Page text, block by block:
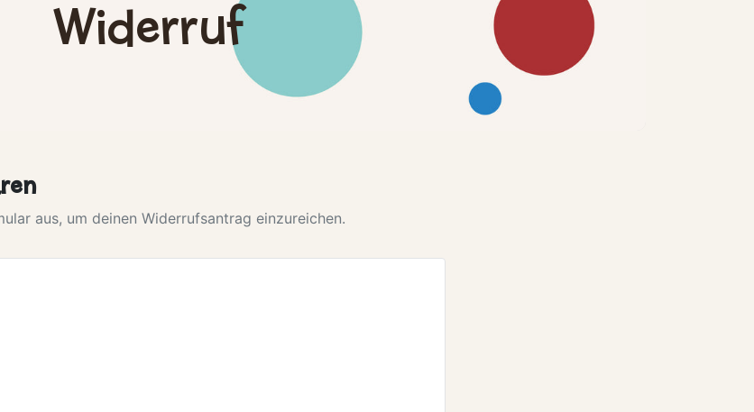
Widerruf
aus, um deinen Widerrufsantrag einzureichen.